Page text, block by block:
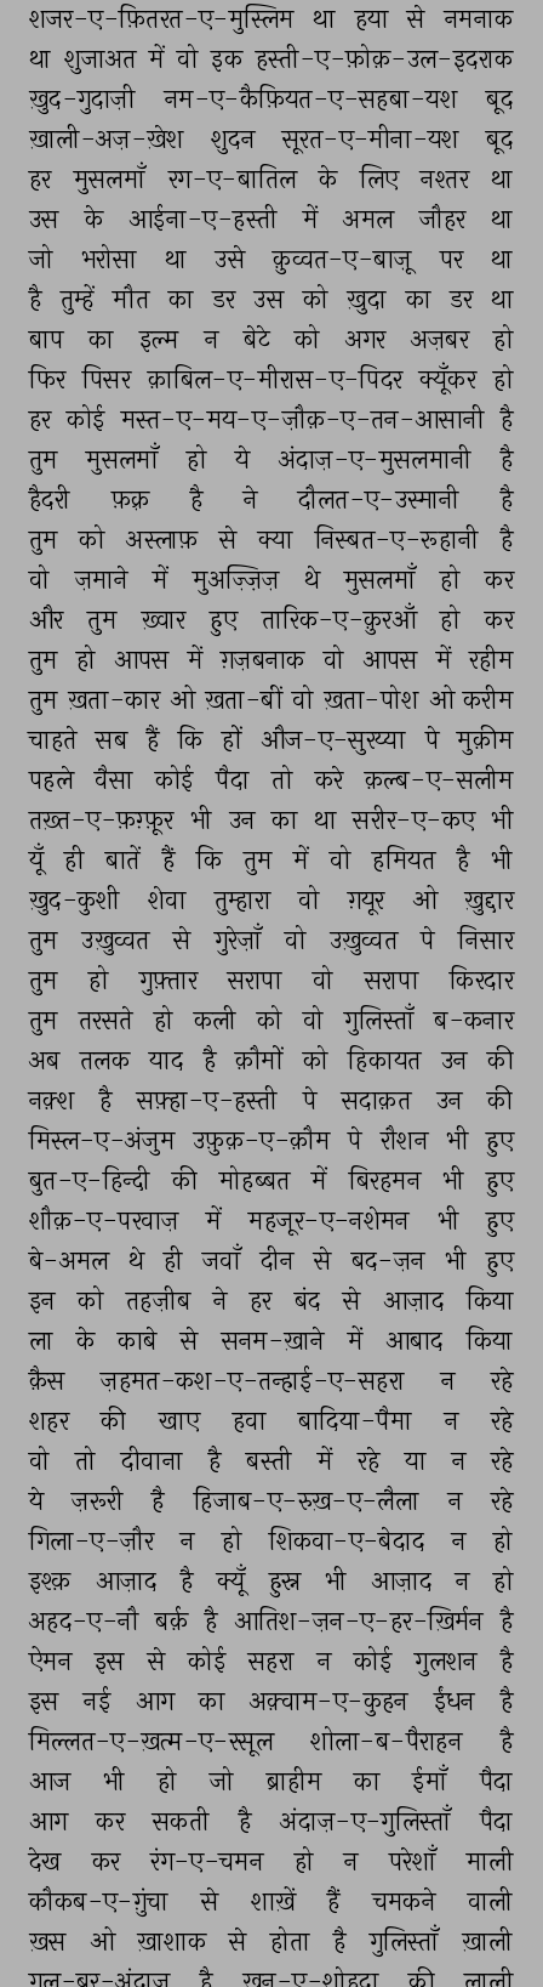
शजर-ए-फ़ितरत-ए-मुस्लिम था हया से नमनाक
था शुजाअत में वो इक हस्ती-ए-फ़ोक़-उल-इदराक
ख़ुद-गुदाज़ी
नम-ए-कैफ़ियत-ए-सहबा-यश
बूद
ख़ाली-अज़-ख़ेश
शुदन सूरत-ए-मीना-यश
बूद
हर
मुसलमाँ रग-ए-बातिल के लिए नश्तर
था
उस
के आईना-ए-हस्ती में अमल जौहर
था
जो
भरोसा था उसे क़ुव्वत-ए-बाज़ू पर
था
है तुम्हें मौत का डर उस को ख़ुदा का डर था
बाप
का इल्म न बेटे को अगर अज़बर
हो
फिर पिसर क़ाबिल-ए-मीरास-ए-पिदर क्यूँकर हो
हर कोई मस्त-ए-मय-ए-ज़ौक़-ए-तन-आसानी है
तुम मुसलमाँ हो ये अंदाज़-ए-मुसलमानी
है
हैदरी
फ़क़्र है ने दौलत-ए-उस्मानी
है
तुम
को अस्लाफ़ से क्या निस्बत-ए-रूहानी
है
वो
ज़माने में मुअज़्ज़िज़ थे मुसलमाँ हो
कर
और
तुम ख़्वार हुए तारिक-ए-क़ुरआँ हो
कर
तुम हो आपस में ग़ज़बनाक वो आपस में रहीम
तुम ख़ता-कार ओ ख़ता-बीं वो ख़ता-पोश ओ करीम
चाहते सब हैं कि हों औज-ए-सुरय्या पे मुक़ीम
पहले
वैसा कोई पैदा तो करे
क़ल्ब-ए-सलीम
तख़्त-ए-फ़ग़्फ़ूर भी उन का था सरीर-ए-कए भी
यूँ
ही बातें हैं कि तुम में वो हमियत है
भी
ख़ुद-कुशी
शेवा तुम्हारा वो ग़यूर ओ
ख़ुद्दार
तुम
उख़ुव्वत से गुरेज़ाँ वो उख़ुव्वत पे
निसार
तुम
हो गुफ़्तार सरापा वो सरापा
किरदार
तुम
तरसते हो कली को वो गुलिस्ताँ
ब-कनार
अब तलक याद है क़ौमों को हिकायत उन
की
नक़्श
है सफ़्हा-ए-हस्ती पे सदाक़त उन
की
मिस्ल-ए-अंजुम उफ़ुक़-ए-क़ौम पे रौशन भी हुए
बुत-ए-हिन्दी
की मोहब्बत में बिरहमन भी
हुए
शौक़-ए-परवाज़
में महजूर-ए-नशेमन भी
हुए
बे-अमल थे ही जवाँ दीन से बद-ज़न भी
हुए
इन
को तहज़ीब ने हर बंद से आज़ाद
किया
ला
के काबे से सनम-ख़ाने में आबाद
किया
क़ैस
ज़हमत-कश-ए-तन्हाई-ए-सहरा न
रहे
शहर
की खाए हवा बादिया-पैमा न
रहे
वो
तो दीवाना है बस्ती में रहे या न
रहे
ये
ज़रूरी है हिजाब-ए-रुख़-ए-लैला न
रहे
गिला-ए-ज़ौर
न हो शिकवा-ए-बेदाद न
हो
इश्क़
आज़ाद है क्यूँ हुस्न भी आज़ाद न
हो
अहद-ए-नौ बर्क़ है आतिश-ज़न-ए-हर-ख़िर्मन है
ऐमन
इस से कोई सहरा न कोई गुलशन
है
इस
नई आग का अक़्वाम-ए-कुहन ईंधन
है
मिल्लत-ए-ख़त्म-ए-रसूल
शोला-ब-पैराहन
है
आज
भी हो जो ब्राहीम का ईमाँ
पैदा
आग
कर सकती है अंदाज़-ए-गुलिस्ताँ
पैदा
देख
कर रंग-ए-चमन हो न परेशाँ
माली
कौकब-ए-ग़ुंचा
से शाख़ें हैं चमकने
वाली
ख़स
ओ ख़ाशाक से होता है गुलिस्ताँ
ख़ाली